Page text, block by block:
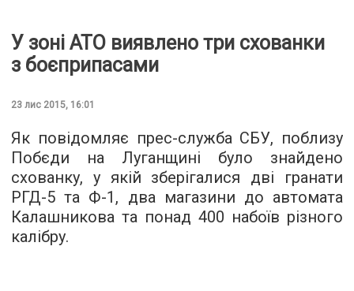
У зоні АТО виявлено три схованки
з боєприпасами
23 лис 2015, 16:01
Як повідомляє прес-служба СБУ, поблизу
Побєди на Луганщині було знайдено
схованку, у якій зберігалися дві гранати
РГД-5 та Ф-1, два магазини до автомата
Калашникова та понад 400 набоїв різного
калібру.